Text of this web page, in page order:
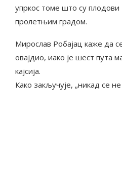
упркос томе што су
пролетњим градом.
Мирослав Робајац каже да
овајдио, иако је шест пута
кајсија.
Како закључује, „никад се